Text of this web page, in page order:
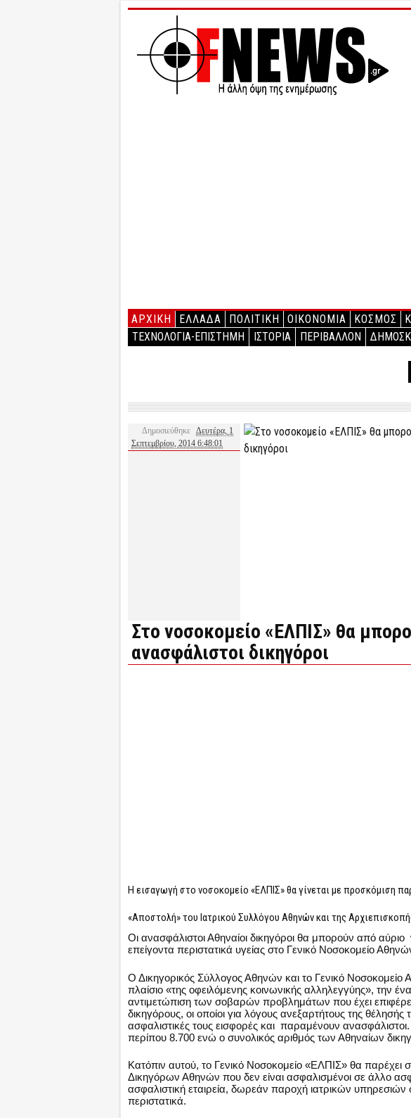
ΑΡΧΙΚΉ ΕΛΛΑΔΑ ΠΟΛΙΤΙΚΗ ΟΙΚΟΝΟΜΙΑ ΚΟΣΜΟΣ
ΤΕΧΝΟΛΟΓΙΑ-ΕΠΙΣΤΗΜΗ
ΙΣΤΟΡΙΑ ΠΕΡΙΒΑΛΛΟΝ
Δημοσιεύθηκε Δευτέρα, 1
Σεπτεμβρίου, 2014 6:48:01
Στο νοσοκομείο «ΕΛΠΙΣ» θα
ανασφάλιστοι δικηγόροι
Η εισαγωγή στο νοσοκομείο «ΕΛΠΙΣ» θα γίνεται με προσκόμιση
«Αποστολή» του Ιατρικού Συλλόγου Αθηνών και της
Οι ανασφάλιστοι Αθηναίοι δικηγόροι θα μπορούν από
επείγοντα περιστατικά υγείας στο Γενικό Νοσοκομείο
Ο Δικηγορικός Σύλλογος Αθηνών και το Γενικό
πλαίσιο «της οφειλόμενης κοινωνικής αλληλεγγύης», την
αντιμετώπιση των σοβαρών προβλημάτων που έχει
δικηγόρους, οι οποίοι για λόγους ανεξαρτήτους της
ασφαλιστικές τους εισφορές και παραμένουν ανασφάλιστοι.
περίπου 8.700 ενώ ο συνολικός αριθμός των Αθηναίων
Κατόπιν αυτού, το Γενικό Νοσοκομείο «ΕΛΠΙΣ» θα παρέχει
Δικηγόρων Αθηνών που δεν είναι ασφαλισμένοι σε άλλο
ασφαλιστική εταιρεία, δωρεάν παροχή ιατρικών υπηρεσιών
περιστατικά.